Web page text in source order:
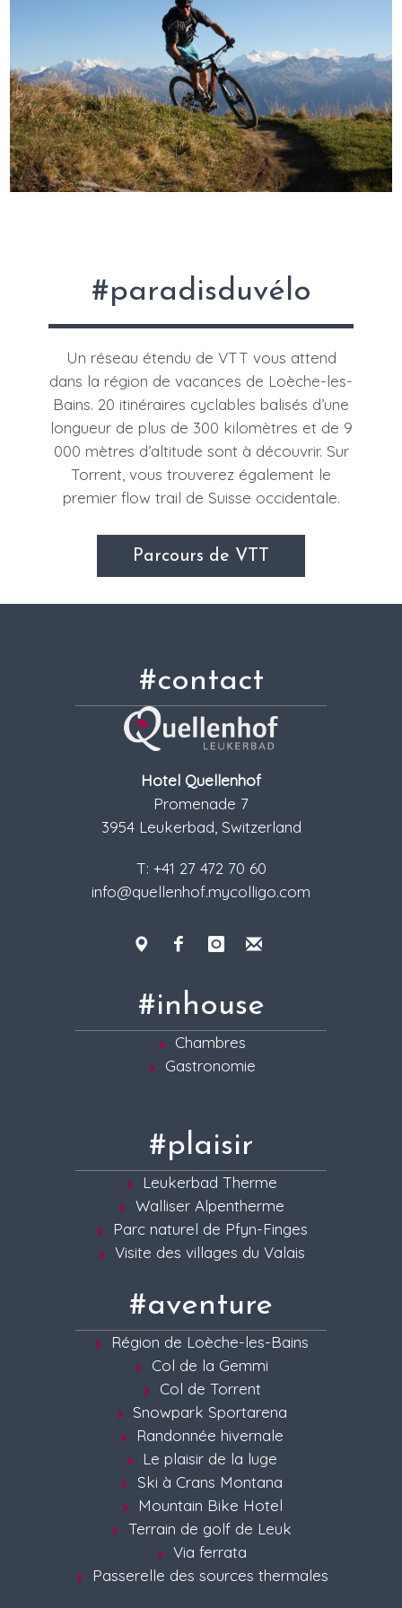
#paradisduvélo
Un réseau étendu de VTT vous attend
dans la région de vacances de Loèche-les-
Bains. 20 itinéraires cyclables balisés d’une
longueur de plus de 300 kilomètres et de 9
000 mètres d’altitude sont à découvrir. Sur
Torrent, vous trouverez également le
premier flow trail de Suisse occidentale.
Parcours de VTT
#contact
Hotel Quellenhof
Promenade 7
3954 Leukerbad, Switzerland
T: +41 27 472 70 60
info@quellenhof.mycolligo.com
#inhouse
Chambres
Gastronomie
#plaisir
Leukerbad Therme
Walliser Alpentherme
Parc naturel de Pfyn-Finges
Visite des villages du Valais
#aventure
Région de Loèche-les-Bains
Col de la Gemmi
Col de Torrent
Snowpark Sportarena
Randonnée hivernale
Le plaisir de la luge
Ski à Crans Montana
Mountain Bike Hotel
Terrain de golf de Leuk
Via ferrata
Passerelle des sources thermales